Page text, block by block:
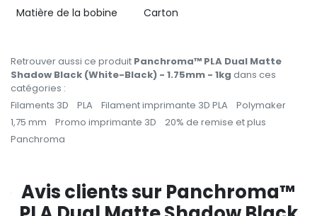
Matière de la bobine
Carton
Retrouver aussi ce produit Panchroma™ PLA Dual Matte
Shadow Black (White-Black) - 1.75mm - 1kg dans ces
catégories :
Filaments 3D
PLA Filament imprimante 3D PLA
Polymaker
1,75 mm
Promo imprimante 3D
20% de remise et plus
Panchroma
Avis clients sur Panchroma™